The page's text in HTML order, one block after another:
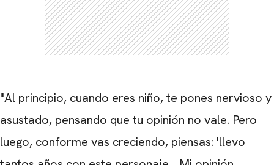
"Al principio, cuando eres niño, te pones nervioso y
asustado, pensando que tu opinión no vale. Pero
luego, conforme vas creciendo, piensas: 'llevo